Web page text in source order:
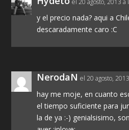
el 20 agosto, 2013 a
y el precio nada? aqui a
descaradamente caro :C
NerodaN el 20 agosto,
hay me moje, en cuanto
el tiempo suficiente para
la de ya :-) genialsisimo,